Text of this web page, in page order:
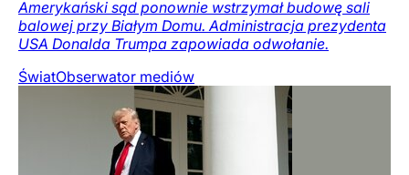
Amerykański sąd ponownie wstrzymał budowę sali
balowej przy Białym Domu. Administracja prezydenta
USA Donalda Trumpa zapowiada odwołanie.
ŚwiatObserwator mediów